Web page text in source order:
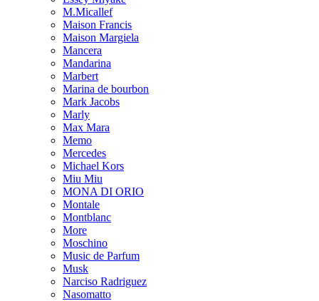
M.Micallef
Maison Francis
Maison Margiela
Mancera
Mandarina
Marbert
Marina de bourbon
Mark Jacobs
Marly
Max Mara
Memo
Mercedes
Michael Kors
Miu Miu
MONA DI ORIO
Montale
Montblanc
More
Moschino
Music de Parfum
Musk
Narciso Radriguez
Nasomatto